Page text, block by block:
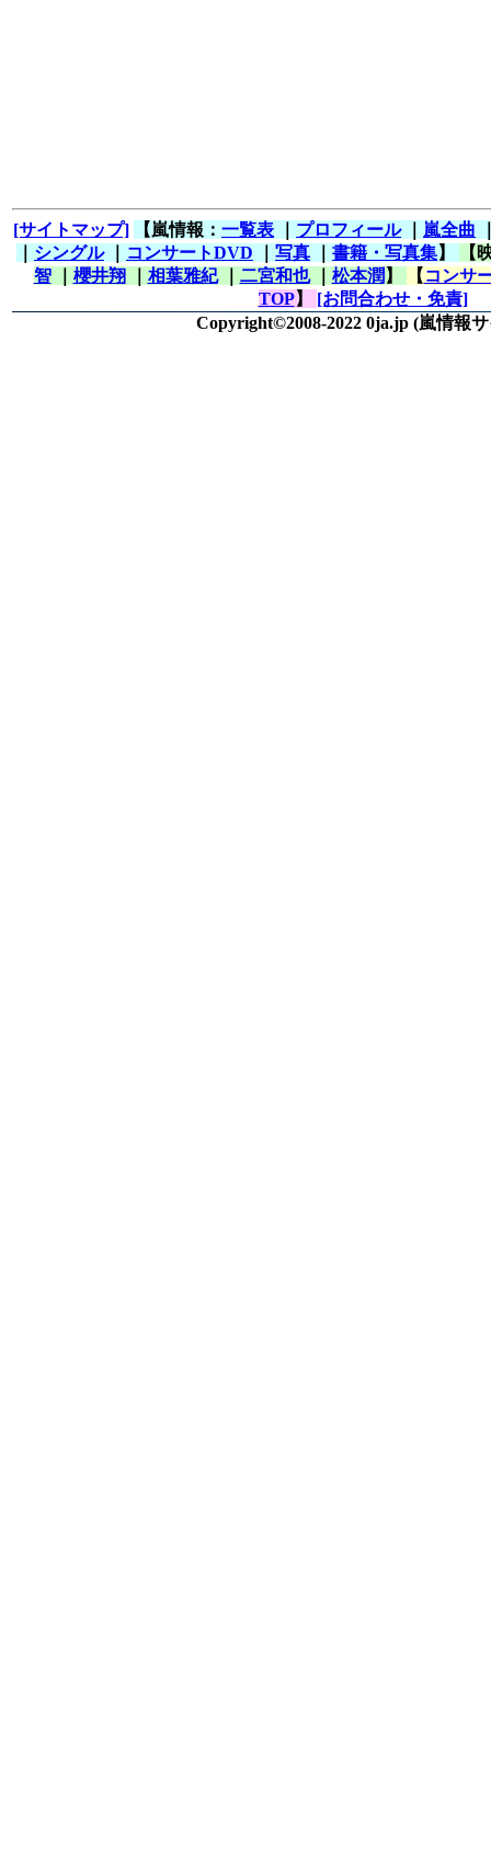
[サイトマップ] 【嵐情報： 一覧表 プロフィール｜ 嵐全曲
シングル｜ コンサートDVD 写真 書籍・写真集】
【
智｜ 櫻井翔 相葉雅紀｜ 二宮和也｜ 松本潤 】 【 コンサ
TOP】 [お問合わせ・免責]
Copyright©2008-2022 0ja.jp (嵐情報